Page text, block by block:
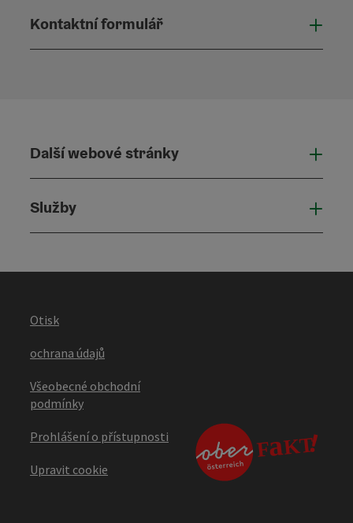
Kontaktní formulář
Další webové stránky
Služby
Otisk
ochrana údajů
Všeobecné obchodní
podmínky
Prohlášení o přístupnosti
Upravit cookie